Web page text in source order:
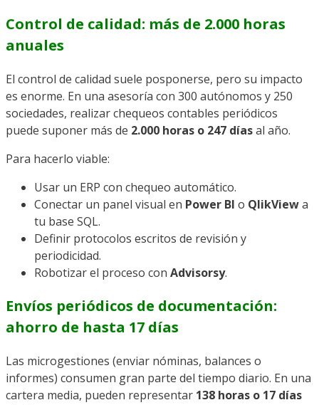
Control de calidad: más de 2.000 horas
anuales
El control de calidad suele posponerse, pero su impacto
es enorme. En una asesoría con 300 autónomos y 250
sociedades, realizar chequeos contables periódicos
puede suponer más de 2.000 horas o 247 díasal año.
Para hacerlo viable:
Usar un ERP con chequeo automático.
Conectar un panel visual en Power BI o QlikViewa
tu base SQL.
Definir protocolos escritos de revisión y
periodicidad.
Robotizar el proceso con Advisorsy.
Envíos periódicos de documentación:
ahorro de hasta 17 días
Las microgestiones (enviar nóminas, balances o
informes) consumen gran parte del tiempo diario. En una
cartera media, pueden representar 138 horas o 17 días